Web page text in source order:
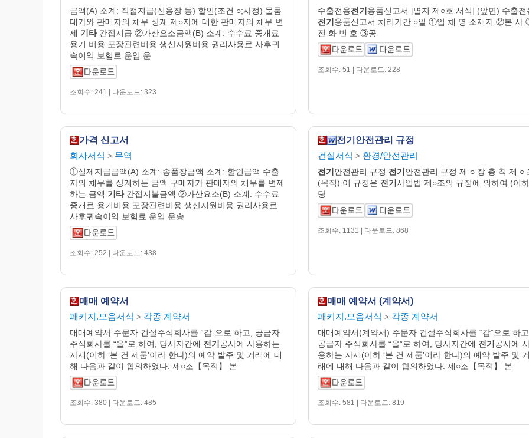
금액(A) 소계: 직접지급(신용장 등) 할인(조건 ○;사정) 물품
대가와 판매자의 채무 상계 제○자에 대한 판매자의 채무 변
제 기타간접지급 ②가산요소금액(B) 소계: 수수료 중개료
용기 비용 포장관련비용 생산지원비용 권리사용료 사후귀
속이익 보험료 운임 운
조회수: 241 | 다운로드: 323
수출전용전기용품신고서 [별지 제○호 서식] (앞면) 수출전
전기용품신고서 처리기간 ○일 ①업 체 명 소재지 ②본 사
전 화 번 호 ③공
조회수: 51 | 다운로드: 228
가격 신고서
회사서식 > 무역
①실제지급금액(A) 소계: 송품장금액 소계: 할인금액 수출
자의 채무를 상계하는 금액 구매자가 판매자의 채무를 변제
하는 금액 기타간접지불금액 ②가산요소(B) 소계: 수수료
중개료 용기비용 포장관련비용 생산지원비용 권리사용료
사후귀속이익 보험료 운임 운송
조회수: 252 | 다운로드: 438
전기안전관리 규정
건설서식 > 환경/안전관리
전기안전관리 규정 전기안전관리 규정 제 ○ 장 총 칙 제 ○
(목적) 이 규정은 전기사업법 제○조의 규정에 의하여 (이하
당
조회수: 1131 | 다운로드: 868
매매 예약서
패키지.모음서식 > 각종 계약서
매매예약서 주문자 건설주식회사를 “갑”으로 하고, 공급자
주식회사를 “을”로 하여, 당사자간에 전기공사에 사용하는
자재(이하 ‘본 건 제품’이라 한다)의 예약 발주 및 거래에 대
해 다음과 같이 합의하였다. 제○조【목적】 본
조회수: 380 | 다운로드: 485
매매 예약서 (계약서)
패키지.모음서식 > 각종 계약서
매매예약서(계약서) 주문자 건설주식회사를 “갑”으로 하고,
공급자 주식회사를 “을”로 하여, 당사자간에 전기공사에
용하는 자재(이하 ‘본 건 제품’이라 한다)의 예약 발주 및 거
래에 대해 다음과 같이 합의하였다. 제○조【목적】 본
조회수: 581 | 다운로드: 819